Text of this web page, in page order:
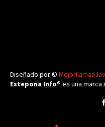
Diseñado por ©
Estepona Info® es una marca